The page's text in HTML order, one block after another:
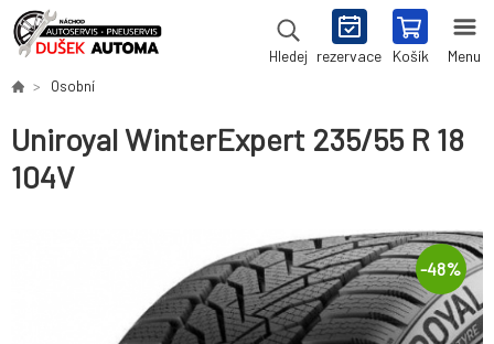
Hledej rezervace Košík Menu
Osobní
Uniroyal WinterExpert 235/55 R 18
104V
-48%